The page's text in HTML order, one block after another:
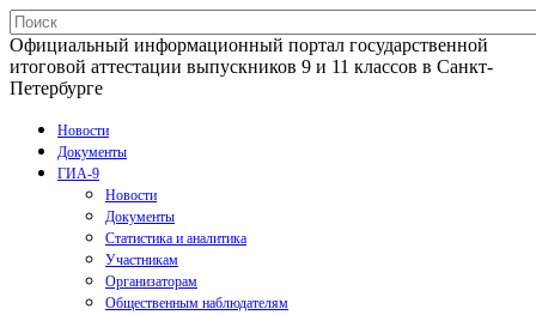
Официальный информационный портал государственной
итоговой аттестации выпускников 9 и 11 классов в Санкт-
Петербурге
Новости
Документы
ГИА-9
Новости
Документы
Статистика и аналитика
Участникам
Организаторам
Общественным наблюдателям